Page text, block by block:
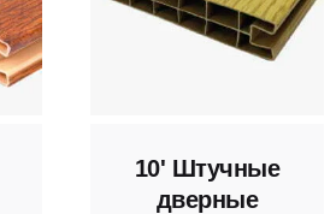
10' Штучные
дверные